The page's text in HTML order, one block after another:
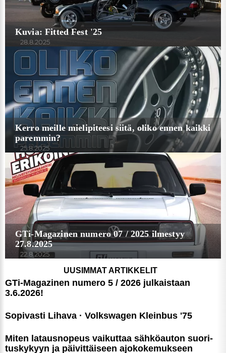
Kuvia: Fitted Fest '25
28.8.2025
Kerro meille mielipiteesi siitä, oliko ennen kaikki
paremmin?
25.8.2025
GTi-Magazinen numero 07 / 2025 ilmestyy
27.8.2025
22.8.2025
UUSIMMAT ARTIKKELIT
GTi-Magazinen numero 5 / 2026 julkaistaan
3.6.2026!
Sopivasti Lihava · Volkswagen Kleinbus '75
Miten latausnopeus vaikuttaa sähköauton suori­
tus­ky­kyyn ja päivittäiseen ajoko­ke­muk­seen